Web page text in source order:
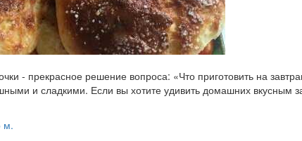
- прекрасное решение вопроса: «Что приготовить на
и сладкими. Если вы хотите удивить домашних вкусным
м.